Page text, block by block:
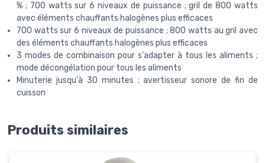
% ; 700 watts sur 6 niveaux de puissance ; gril de 800 watts
avec éléments chauffants halogènes plus efficaces
700 watts sur 6 niveaux de puissance ; 800 watts au gril avec
des éléments chauffants halogènes plus efficaces
3 modes de combinaison pour s'adapter à tous les aliments ;
mode décongélation pour tous les aliments
Minuterie jusqu'à 30 minutes ; avertisseur sonore de fin de
cuisson
Produits similaires